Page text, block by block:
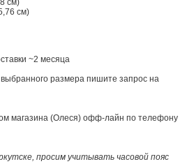
см)
см)
~2 месяца
размера пишите запрос на
магазина (Олеся) офф-лайн по телефону
просим учитывать часовой пояс